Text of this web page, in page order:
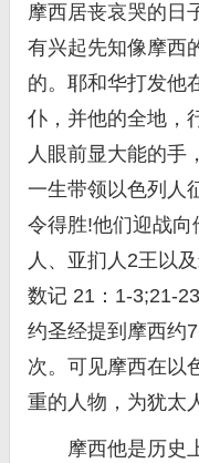
摩西居丧哀哭的日
有兴起先知像摩西
的。耶和华打发他
仆，并他的全地，
人眼前显大能的手
一生带领以色列人
令得胜!他们迎战
人、亚扪人2王以
数记 21：1-3;21-
约圣经提到摩西约
次。可见摩西在以
重的人物，为犹太
摩西他是历史上